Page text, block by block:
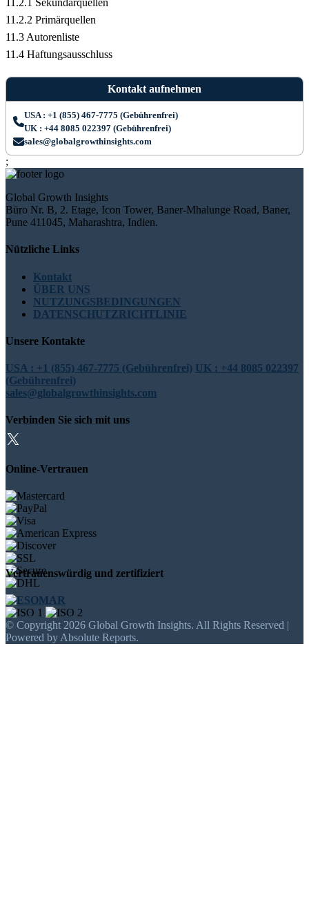
11.2.1 Sekundärquellen
11.2.2 Primärquellen
11.3 Autorenliste
11.4 Haftungsausschluss
Kontakt aufnehmen
USA : +1 (855) 467-7775 (Gebührenfrei)
UK : +44 8085 022397 (Gebührenfrei)
sales@globalgrowthinsights.com
;
Global Growth Insights
Büro Nr. B, 2. Etage, Icon Tower, Baner-Mhalunge Road, Baner,
Pune 411045, Maharashtra, Indien.
Nützliche Links
Kontakt
ÜBER UNS
NUTZUNGSBEDINGUNGEN
DATENSCHUTZRICHTLINIE
Unsere Kontakte
USA : +1 (855) 467-7775 (Gebührenfrei) UK : +44 8085 022397
(Gebührenfrei)
sales@globalgrowthinsights.com
Verbinden Sie sich mit uns
Online-Vertrauen
Vertrauenswürdig und zertifiziert
© Copyright 2026 Global Growth Insights. All Rights Reserved |
Powered by Absolute Reports.